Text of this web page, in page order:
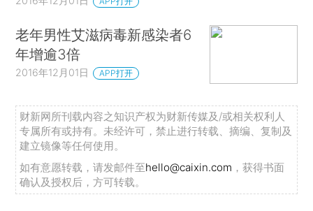
老年男性艾滋病毒新感染者6
年增逾3倍
2016年12月01日 APP打开
财新网所刊载内容之知识产权为财新传媒及/或相关权利人
专属所有或持有。未经许可，禁止进行转载、摘编、复制及
建立镜像等任何使用。
如有意愿转载，请发邮件至hello@caixin.com ，获得书面
确认及授权后，方可转载。